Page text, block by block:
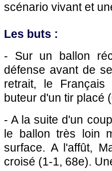
scénario vivant et
Les buts :
- Sur un ballon
défense avant de
retrait, le Français
buteur d'un tir placé
- A la suite d'un
le ballon très loin
surface. A l'affût,
croisé (1-1, 68e).